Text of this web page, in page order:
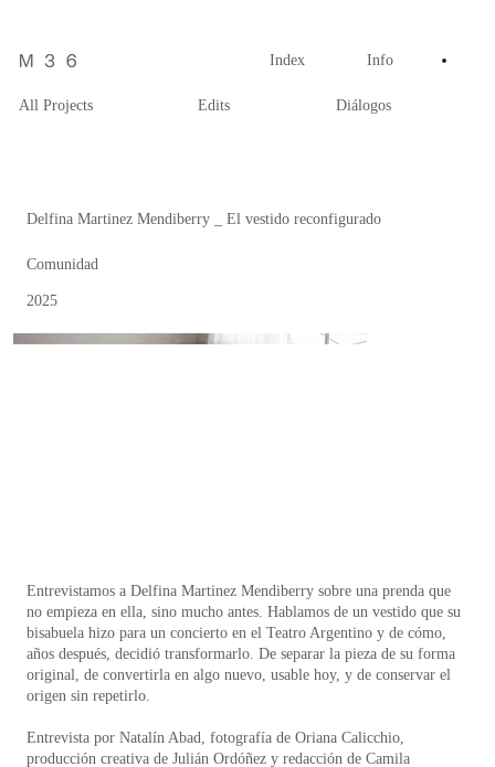
Index Info
All Projects Edits Diálogos
Delfina Martinez Mendiberry _ El vestido reconfigurado
Comunidad
2025
Entrevistamos a Delfina Martinez Mendiberry sobre una prenda que
no empieza en ella, sino mucho antes. Hablamos de un vestido que su
bisabuela hizo para un concierto en el Teatro Argentino y de cómo,
años después, decidió transformarlo. De separar la pieza de su forma
original, de convertirla en algo nuevo, usable hoy, y de conservar el
origen sin repetirlo.
Entrevista por Natalín Abad, fotografía de Oriana Calicchio,
producción creativa de Julián Ordóñez y redacción de Camila